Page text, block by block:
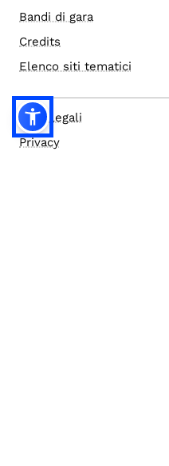
Bandi di gara
Credits
Elenco siti tematici
Note legali
Privacy